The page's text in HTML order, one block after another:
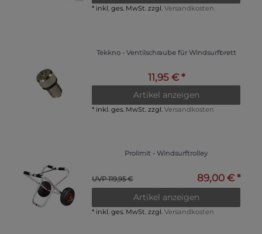
* inkl. ges. MwSt. zzgl.Versandkosten
Tekkno - Ventilschraube für Windsurfbrett
11,95 € *
Artikel anzeigen
* inkl. ges. MwSt. zzgl.Versandkosten
Prolimit - Windsurftrolley
UVP 119,95 € 89,00 € *
Artikel anzeigen
* inkl. ges. MwSt. zzgl.Versandkosten